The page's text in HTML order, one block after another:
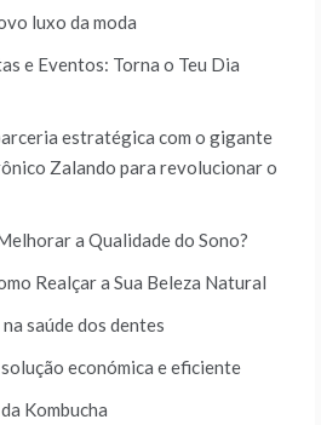
luxo da moda
e Eventos: Torna o Teu Dia
estratégica com o gigante
Zalando para revolucionar o
a Qualidade do Sono?
Realçar a Sua Beleza Natural
saúde dos dentes
económica e eficiente
Kombucha